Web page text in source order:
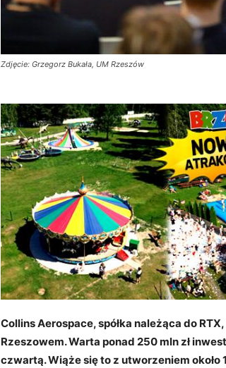
Zdjęcie: Grzegorz Bukała, UM Rzeszów
Collins Aerospace, spółka należąca do
Rzeszowem. Warta ponad 250 mln zł
czwartą. Wiąże się to z utworzeniem około